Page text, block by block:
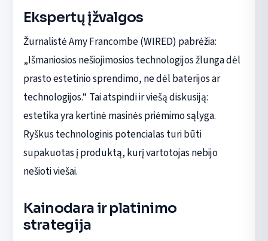
Ekspertų įžvalgos
Žurnalistė Amy Francombe (WIRED) pabrėžia:
„Išmaniosios nešiojimosios technologijos žlunga dėl
prasto estetinio sprendimo, ne dėl baterijos ar
technologijos.“ Tai atspindi ir viešą diskusiją:
estetika yra kertinė masinės priėmimo sąlyga.
Ryškus technologinis potencialas turi būti
supakuotas į produktą, kurį vartotojas nebijo
nešioti viešai.
Kainodara ir platinimo
strategija